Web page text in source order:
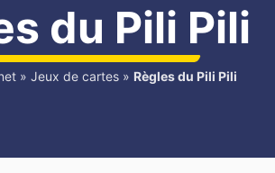
du Pili Pili
» Jeux de cartes» Règles du Pili Pili